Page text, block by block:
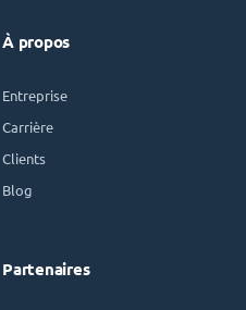
À propos
Entreprise
Carrière
Clients
Blog
Partenaires